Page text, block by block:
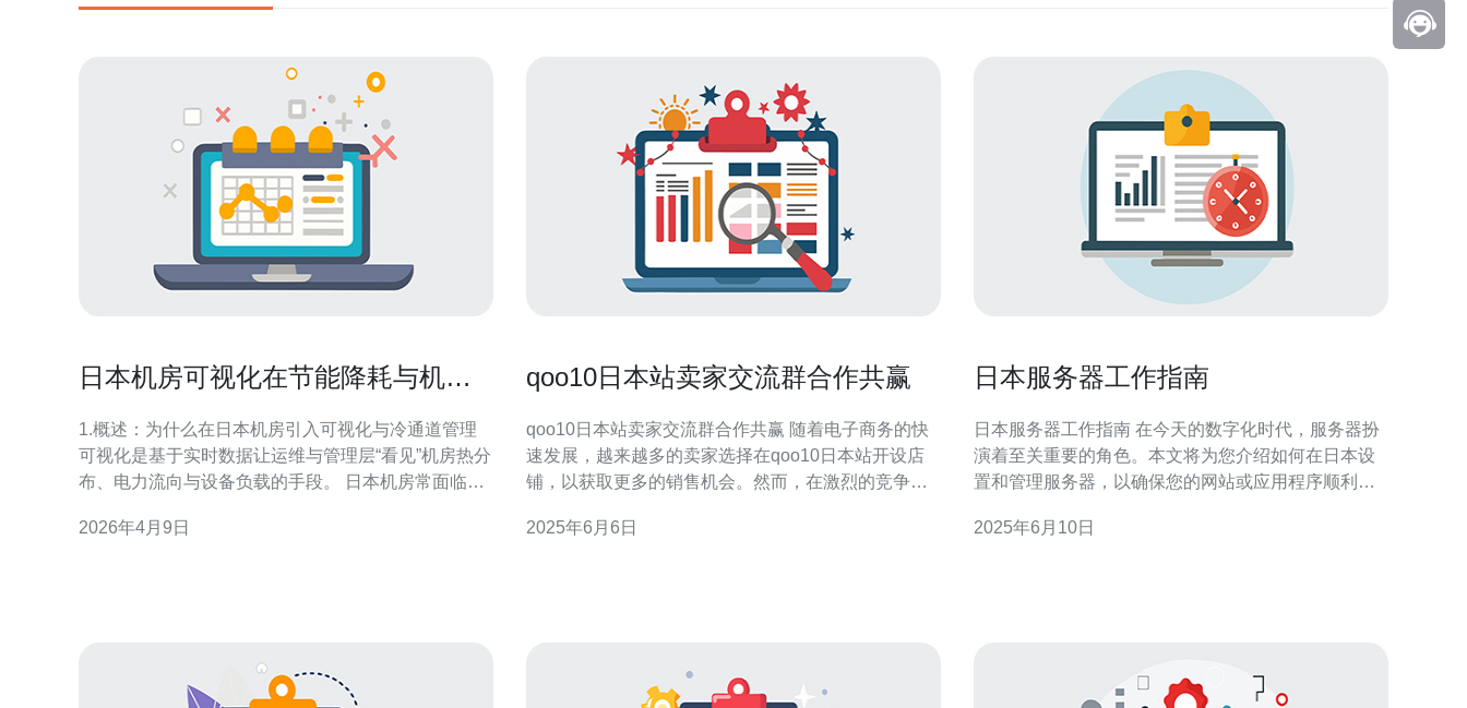
日本机房可视化在节能降耗与机柜
1.概述：为什么在日本机房引入可视化与冷通道管理
可视化是基于实时数据让运维与管理层“看见”机房热分
布、电力流向与设备负载的手段。 日本机房常面临空
要求，可视化有助于精准降温、减少不必要的冷却、
2026年4月9日
qoo10日本站卖家交流群合作共赢
qoo10日本站卖家交流群合作共赢 随着电子商务的快
速发展，越来越多的卖家选择在qoo10日本站开设店
铺，以获取更多的销售机会。然而，在激烈的竞争中
卖家交流群的重要性凸显出来。这样的交流群为卖家
2025年6月6日
日本服务器工作指南
日本服务器工作指南 在今天的数字化时代，服务器扮
演着至关重要的角色。本文将为您介绍如何在日本设
置和管理服务器，以确保您的网站或应用程序顺利运
本，有许多可供选择的服务器提供商，您可以根据您
2025年6月10日